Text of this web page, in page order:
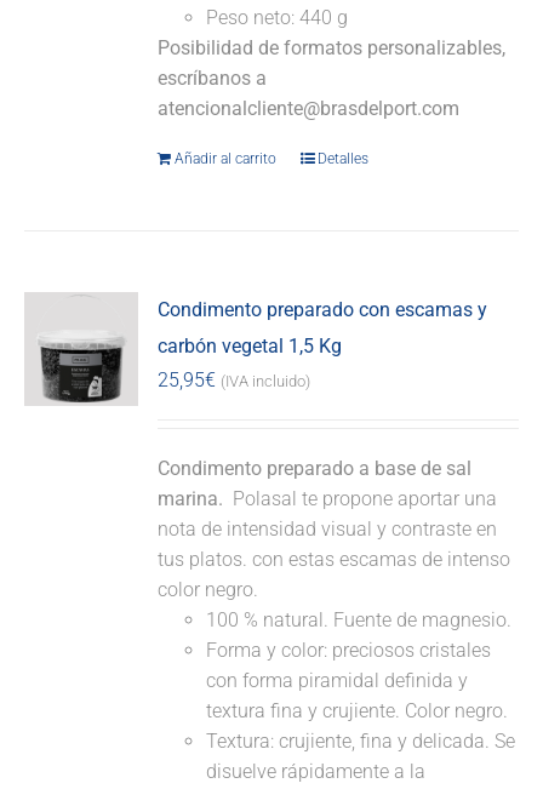
Peso neto: 440 g
Posibilidad de formatos personalizables,
escríbanos a
atencionalcliente@brasdelport.com
Añadir al carrito Detalles
Condimento preparado con escamas y
carbón vegetal 1,5 Kg
25,95€ (IVA incluido)
Condimento preparado a base de sal
marina. Polasal te propone aportar una
nota de intensidad visual y contraste en
tus platos. con estas escamas de intenso
color negro.
100 % natural. Fuente de magnesio.
Forma y color: preciosos cristales
con forma piramidal definida y
textura fina y crujiente. Color negro.
Textura: crujiente, fina y delicada. Se
disuelve rápidamente a la